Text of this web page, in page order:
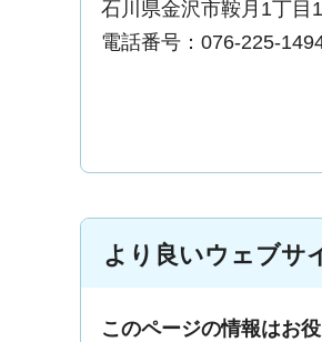
石川県金沢市鞍月1丁目
電話番号：076-225-
より良いウェブサ
このページの情報はお